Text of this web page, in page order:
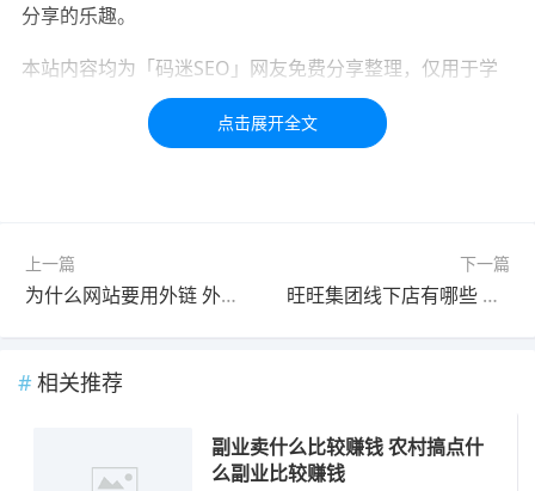
分享的乐趣。
本站内容均为「码迷SEO」网友免费分享整理，仅用于学
习交流，如有疑问，请联系我们48小时处理！！！！
上一篇
为什么网站要用外链 外链用什么网站
下一篇
旺旺集团线下店有哪些 亚马逊有哪些线下店
相关推荐
副业卖什么比较赚钱 农村搞点什
么副业比较赚钱